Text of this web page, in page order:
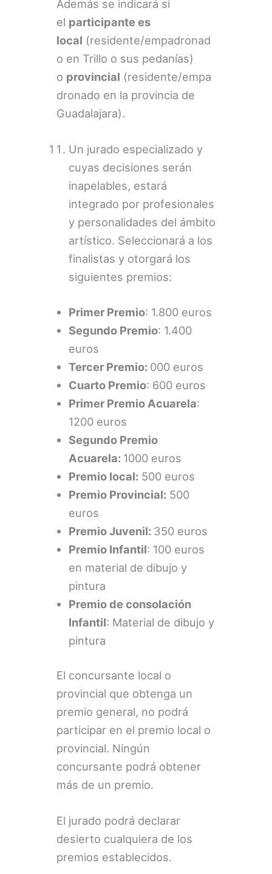
Además se indicará si
el participante es
local (residente/empadronad
o en Trillo o sus pedanías)
o provincial (residente/empa
dronado en la provincia de
Guadalajara).
Un jurado especializado y
cuyas decisiones serán
inapelables, estará
integrado por profesionales
y personalidades del ámbito
artístico. Seleccionará a los
finalistas y otorgará los
siguientes premios:
Primer Premio: 1.800 euros
Segundo Premio: 1.400
euros
Tercer Premio: 000 euros
Cuarto Premio: 600 euros
Primer Premio Acuarela:
1200 euros
Segundo Premio
Acuarela: 1000 euros
Premio local: 500 euros
Premio Provincial: 500
euros
Premio Juvenil: 350 euros
Premio Infantil: 100 euros
en material de dibujo y
pintura
Premio de consolación
Infantil: Material de dibujo y
pintura
El concursante local o
provincial que obtenga un
premio general, no podrá
participar en el premio local o
provincial. Ningún
concursante podrá obtener
más de un premio.
El jurado podrá declarar
desierto cualquiera de los
premios establecidos.